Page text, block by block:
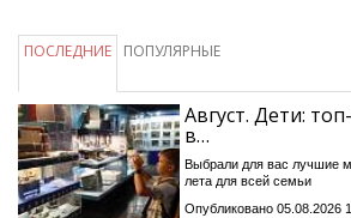
ПОСЛЕДНИЕ ПОПУЛЯРНЫЕ
Август. Дети:
в…
Выбрали для вас лучшие
лета для всей семьи
Опубликовано 05.08.2026